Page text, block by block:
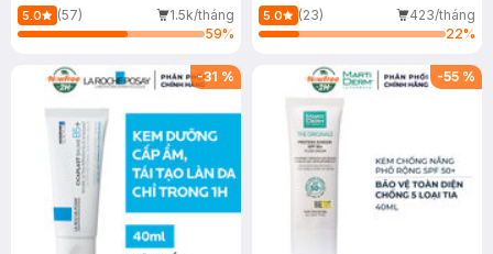
Dầu 500ml
5.0 (57)
1.5k/tháng
59%
(Mới)
5.0 (23)
423/tháng
22%
-31 % -55 %